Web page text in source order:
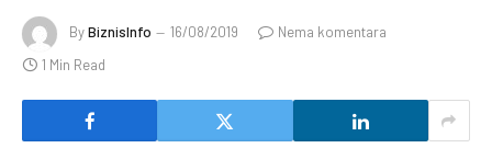
ByBiznisInfo 16/08/2019
Nema komentara
1 Min Read